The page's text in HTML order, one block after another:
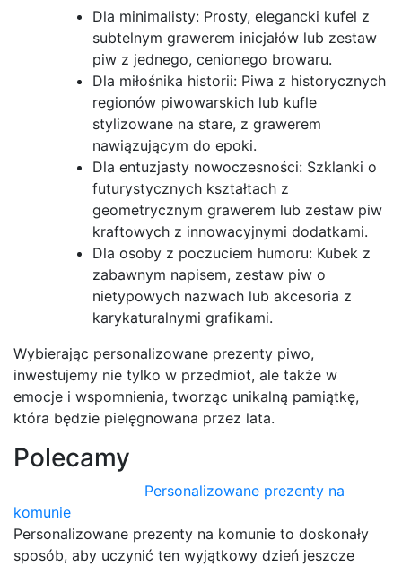
Dla minimalisty: Prosty, elegancki kufel z
subtelnym grawerem inicjałów lub zestaw
piw z jednego, cenionego browaru.
Dla miłośnika historii: Piwa z historycznych
regionów piwowarskich lub kufle
stylizowane na stare, z grawerem
nawiązującym do epoki.
Dla entuzjasty nowoczesności: Szklanki o
futurystycznych kształtach z
geometrycznym grawerem lub zestaw piw
kraftowych z innowacyjnymi dodatkami.
Dla osoby z poczuciem humoru: Kubek z
zabawnym napisem, zestaw piw o
nietypowych nazwach lub akcesoria z
karykaturalnymi grafikami.
Wybierając personalizowane prezenty piwo,
inwestujemy nie tylko w przedmiot, ale także w
emocje i wspomnienia, tworząc unikalną pamiątkę,
która będzie pielęgnowana przez lata.
Polecamy
Personalizowane prezenty na
komunie
Personalizowane prezenty na komunie to doskonały
sposób, aby uczynić ten wyjątkowy dzień jeszcze